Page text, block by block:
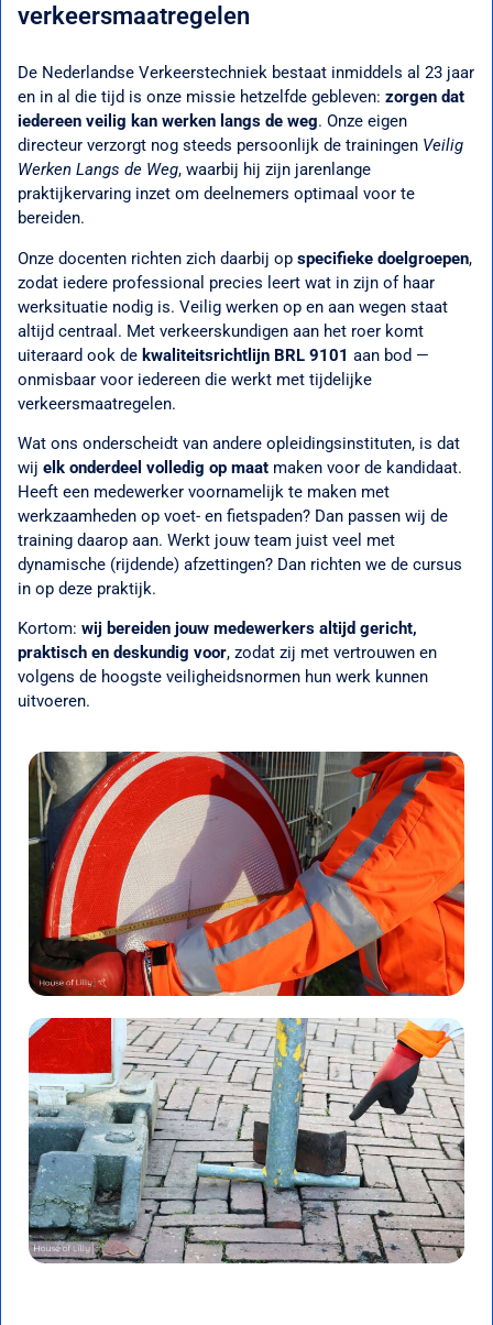
verkeersmaatregelen
De Nederlandse Verkeerstechniek bestaat inmiddels al 23 jaar
en in al die tijd is onze missie hetzelfde gebleven: zorgen dat
iedereen veilig kan werken langs de weg. Onze eigen
directeur verzorgt nog steeds persoonlijk de trainingen Veilig
Werken Langs de Weg, waarbij hij zijn jarenlange
praktijkervaring inzet om deelnemers optimaal voor te
bereiden.
Onze docenten richten zich daarbij op specifieke doelgroepen,
zodat iedere professional precies leert wat in zijn of haar
werksituatie nodig is. Veilig werken op en aan wegen staat
altijd centraal. Met verkeerskundigen aan het roer komt
uiteraard ook de kwaliteitsrichtlijn BRL 9101 aan bod —
onmisbaar voor iedereen die werkt met tijdelijke
verkeersmaatregelen.
Wat ons onderscheidt van andere opleidingsinstituten, is dat
wij elk onderdeel volledig op maat maken voor de kandidaat.
Heeft een medewerker voornamelijk te maken met
werkzaamheden op voet- en fietspaden? Dan passen wij de
training daarop aan. Werkt jouw team juist veel met
dynamische (rijdende) afzettingen? Dan richten we de cursus
in op deze praktijk.
Kortom: wij bereiden jouw medewerkers altijd gericht,
praktisch en deskundig voor, zodat zij met vertrouwen en
volgens de hoogste veiligheidsnormen hun werk kunnen
uitvoeren.